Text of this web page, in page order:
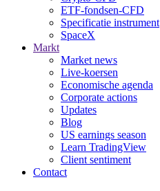
ETF-fondsen-CFD
Specificatie instrument
SpaceX
Markt
Market news
Live-koersen
Economische agenda
Corporate actions
Updates
Blog
US earnings season
Learn TradingView
Client sentiment
Contact